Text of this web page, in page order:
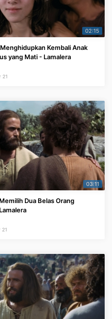
02:15
Kembali Anak
yang Mati - Lamalera
21
03:11
Dua Belas Orang
21